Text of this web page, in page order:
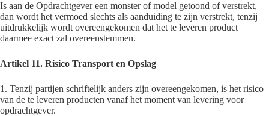
Is aan de Opdrachtgever een monster of model getoond of verstrekt,
dan wordt het vermoed slechts als aanduiding te zijn verstrekt, tenzij
uitdrukkelijk wordt overeengekomen dat het te leveren product
daarmee exact zal overeenstemmen.
Artikel 11. Risico Transport en Opslag
1. Tenzij partijen schriftelijk anders zijn overeengekomen, is het risico
van de te leveren producten vanaf het moment van levering voor
opdrachtgever.